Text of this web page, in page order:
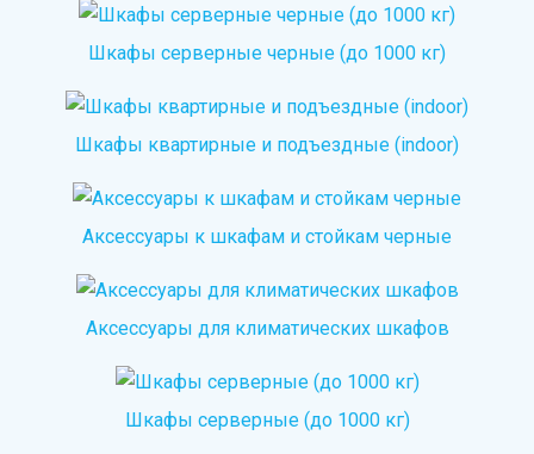
Шкафы серверные черные (до 1000 кг)
Шкафы квартирные и подъездные (indoor)
Аксессуары к шкафам и стойкам черные
Аксессуары для климатических шкафов
Шкафы серверные (до 1000 кг)